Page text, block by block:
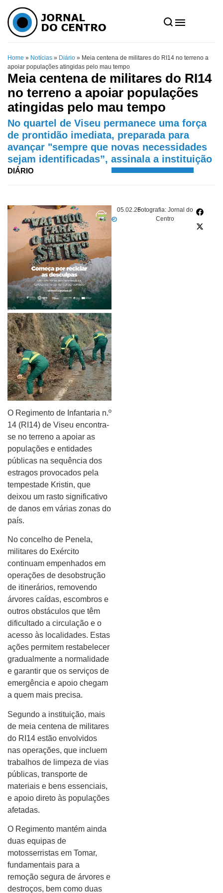
Home » Notícias » Diário » Meia centena de militares do RI14 no terreno a
apoiar populações atingidas pelo mau tempo
Meia centena de militares do RI14
no terreno a apoiar populações
atingidas pelo mau tempo
No quartel de Viseu permanece uma força
de prontidão imediata, preparada para
avançar "sempre que novas necessidades
sejam identificadas”, assinala a instituição
DIÁRIO
05.02.26Fotografia: Jornal do
Centro
pub
O Regimento de Infantaria n.º
14 (RI14) de Viseu encontra-
se no terreno a apoiar as
populações e entidades
públicas na sequência dos
estragos provocados pela
tempestade Kristin, que
deixou um rasto significativo
de danos em várias zonas do
país.
No concelho de Penela,
militares do Exército
continuam empenhados em
operações de desobstrução
de itinerários, removendo
árvores caídas, escombros e
outros obstáculos que têm
dificultado a circulação e o
acesso às localidades. Estas
ações permitem restabelecer
gradualmente a normalidade
e garantir que os serviços de
emergência e apoio chegam
a quem mais precisa.
Segundo a instituição, mais
de meia centena de militares
do RI14 estão envolvidos
nas operações, que incluem
trabalhos de limpeza de vias
públicas, transporte de
materiais e bens essenciais,
e apoio direto às populações
afetadas.
O Regimento mantém ainda
duas equipas de
motosserristas em Tomar,
fundamentais para a
remoção segura de árvores e
destroços, bem como duas